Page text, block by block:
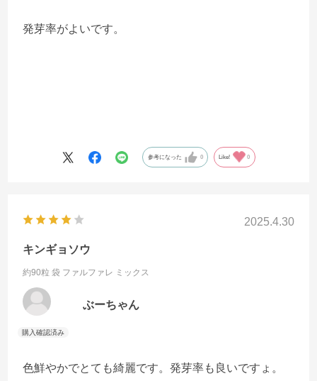
発芽率がよいです。
参考になった 0 Like! 0
2025.4.30
キンギョソウ
約90粒 袋 ファルファレ ミックス
ぶーちゃん
色鮮やかでとても綺麗です。発芽率も良いですょ。